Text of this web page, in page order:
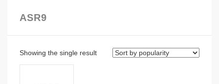
ASR9
Showing the single result